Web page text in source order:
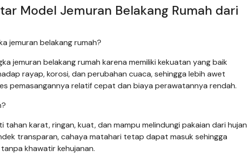
Model Jemuran Belakang Rumah dari
jemuran belakang rumah?
jemuran belakang rumah karena memiliki kekuatan yang baik
rayap, korosi, dan perubahan cuaca, sehingga lebih awet
pemasangannya relatif cepat dan biaya perawatannya rendah.
tahan karat, ringan, kuat, dan mampu melindungi pakaian dari hujan
transparan, cahaya matahari tetap dapat masuk sehingga
khawatir kehujanan.